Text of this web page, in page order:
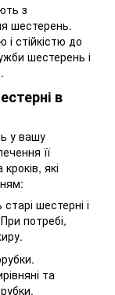
з
шестерень.
стійкістю до
шестерень і
в
у вашу
її
які
шестерні і
потребі,
та